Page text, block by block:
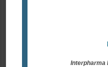
Interpharma